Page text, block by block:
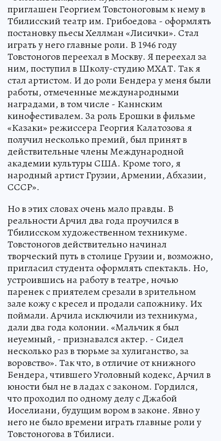
приглашен Георгием Товстоноговым к нему в
Тбилисский театр им. Грибоедова - оформлять
постановку пьесы Хеллман «Лисички». Стал
играть у него главные роли. В 1946 году
Товстоногов переехал в Москву. Я переехал за
ним, поступил в Школу-студию МХАТ. Так я
стал артистом. И до роли Бендера у меня были
работы, отмеченные международными
наградами, в том числе - Каннским
кинофестивалем. За роль Ерошки в фильме
«Казаки» режиссера Георгия Калатозова я
получил несколько премий, был принят в
действительные члены Международной
академии культуры США. Кроме того, я
народный артист Грузии, Армении, Абхазии,
СССР».
Но в этих словах очень мало правды. В
реальности Арчил два года проучился в
Тбилисском художественном техникуме.
Товстоногов действительно начинал
творческий путь в столице Грузии и, возможно,
пригласил студента оформлять спектакль. Но,
устроившись на работу в театре, ночью
паренек с приятелем срезали в зрительном
зале кожу с кресел и продали сапожнику. Их
поймали. Арчила исключили из техникума,
дали два года колонии. «Мальчик я был
неуемный, - признавался актер. - Сидел
несколько раз в тюрьме за хулиганство, за
воровство». Так что, в отличие от книжного
Бендера, чтившего Уголовный кодекс, Арчил в
юности был не в ладах с законом. Гордился,
что проходил по одному делу с Джабой
Иоселиани, будущим вором в законе. Явно у
него не было времени играть главные роли у
Товстоногова в Тбилиси.